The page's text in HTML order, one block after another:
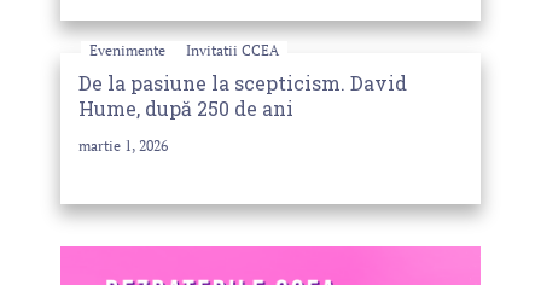
Evenimente Invitatii CCEA
De la pasiune la scepticism. David
Hume, după 250 de ani
martie 1, 2026